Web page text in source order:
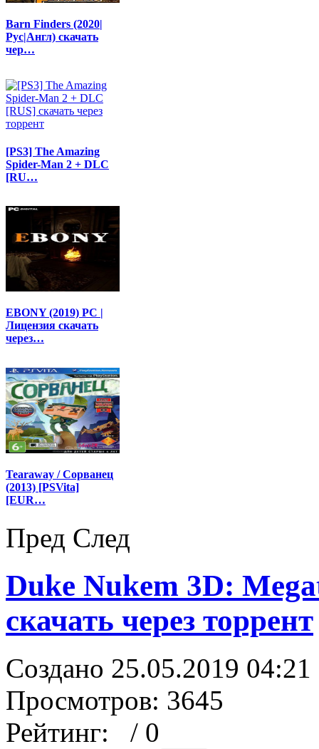
Barn Finders (2020|
Рус|Англ) скачать
чер…
[PS3] The Amazing
Spider-Man 2 + DLC
[RU…
EBONY (2019) PC |
Лицензия скачать
через…
Tearaway / Сорванец
(2013) [PSVita]
[EUR…
Пред След
Duke Nukem 3D:
скачать через торрент
Создано 25.05.2019 04:21
Просмотров: 3645
Рейтинг:
/ 0